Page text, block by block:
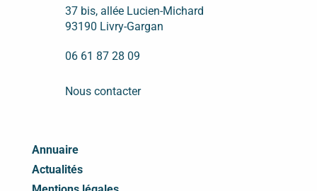
37 bis, allée Lucien-Michard
93190 Livry-Gargan
06 61 87 28 09
Nous contacter
Annuaire
Actualités